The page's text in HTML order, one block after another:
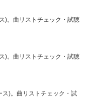
)。曲リストチェック・試聴
)。曲リストチェック・試聴
)。曲リストチェック・試